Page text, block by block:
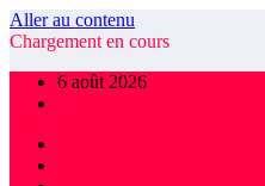
Aller au contenu
Chargement en cours
6 août 2026